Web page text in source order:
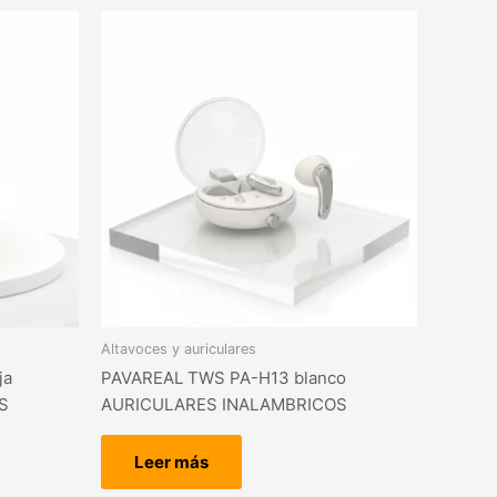
Altavoces y auriculares
PAVAREAL TWS PA-H13 blanco
AURICULARES INALAMBRICOS
Leer más